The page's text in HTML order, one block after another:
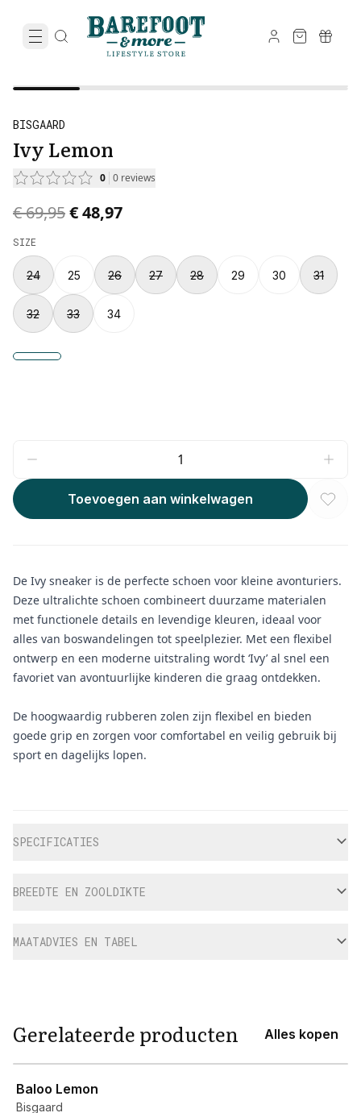
BISGAARD
Ivy Lemon
0 0 reviews
Original price was € 69,95.
€ 69,95Current price is € 48,97.
€ 48,97
SIZE
24 25 26 27 28 29 30 31
32 33 34
Toevoegen aan winkelwagen
De Ivy sneaker is de perfecte schoen voor kleine avonturiers.
Deze ultralichte schoen combineert duurzame materialen
met functionele details en levendige kleuren, ideaal voor
alles van boswandelingen tot speelplezier. Met een flexibel
ontwerp en een moderne uitstraling wordt ‘Ivy’ al snel een
favoriet van avontuurlijke kinderen die graag ontdekken.
De hoogwaardig rubberen zolen zijn flexibel en bieden
goede grip en zorgen voor comfortabel en veilig gebruik bij
sport en dagelijks lopen.
SPECIFICATIES
BREEDTE EN ZOOLDIKTE
MAATADVIES EN TABEL
Gerelateerde producten Alles kopen
Baloo Lemon
Bisgaard